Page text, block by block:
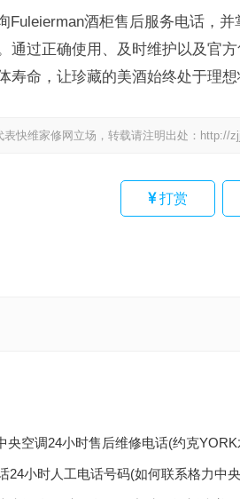
Fuleierman酒柜售后服务电话，
通过正确使用、及时维护以及官
寿命，让珍藏的美酒始终处于理想
快维家修网立场，转载请注明出处： http://
打赏
央空调24小时售后维修电话(约克
24小时人工电话号码(如何联系格力中